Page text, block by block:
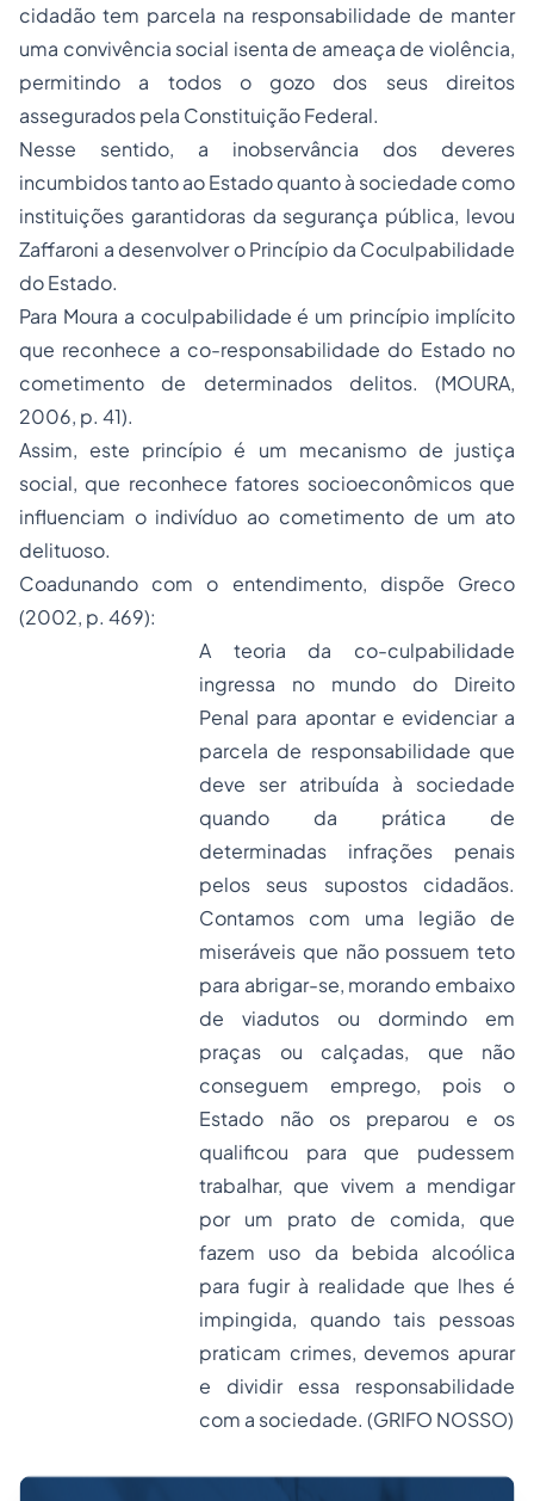
cidadão tem parcela na responsabilidade de manter
uma convivência social isenta de ameaça de violência,
permitindo a todos o gozo dos seus direitos
assegurados pela Constituição Federal.
Nesse sentido, a inobservância dos deveres
incumbidos tanto ao Estado quanto à sociedade como
instituições garantidoras da segurança pública, levou
Zaffaroni a desenvolver o Princípio da Coculpabilidade
do Estado.
Para Moura a coculpabilidade é um princípio implícito
que reconhece a co-responsabilidade do Estado no
cometimento de determinados delitos. (MOURA,
2006, p. 41).
Assim, este princípio é um mecanismo de justiça
social, que reconhece fatores socioeconômicos que
influenciam o indivíduo ao cometimento de um ato
delituoso.
Coadunando com o entendimento, dispõe Greco
(2002, p. 469):
A teoria da co-culpabilidade
ingressa no mundo do Direito
Penal para apontar e evidenciar a
parcela de responsabilidade que
deve ser atribuída à sociedade
quando da prática de
determinadas infrações penais
pelos seus supostos cidadãos.
Contamos com uma legião de
miseráveis que não possuem teto
para abrigar-se, morando embaixo
de viadutos ou dormindo em
praças ou calçadas, que não
conseguem emprego, pois o
Estado não os preparou e os
qualificou para que pudessem
trabalhar, que vivem a mendigar
por um prato de comida, que
fazem uso da bebida alcoólica
para fugir à realidade que lhes é
impingida, quando tais pessoas
praticam crimes, devemos apurar
e dividir essa responsabilidade
com a sociedade. (GRIFO NOSSO)